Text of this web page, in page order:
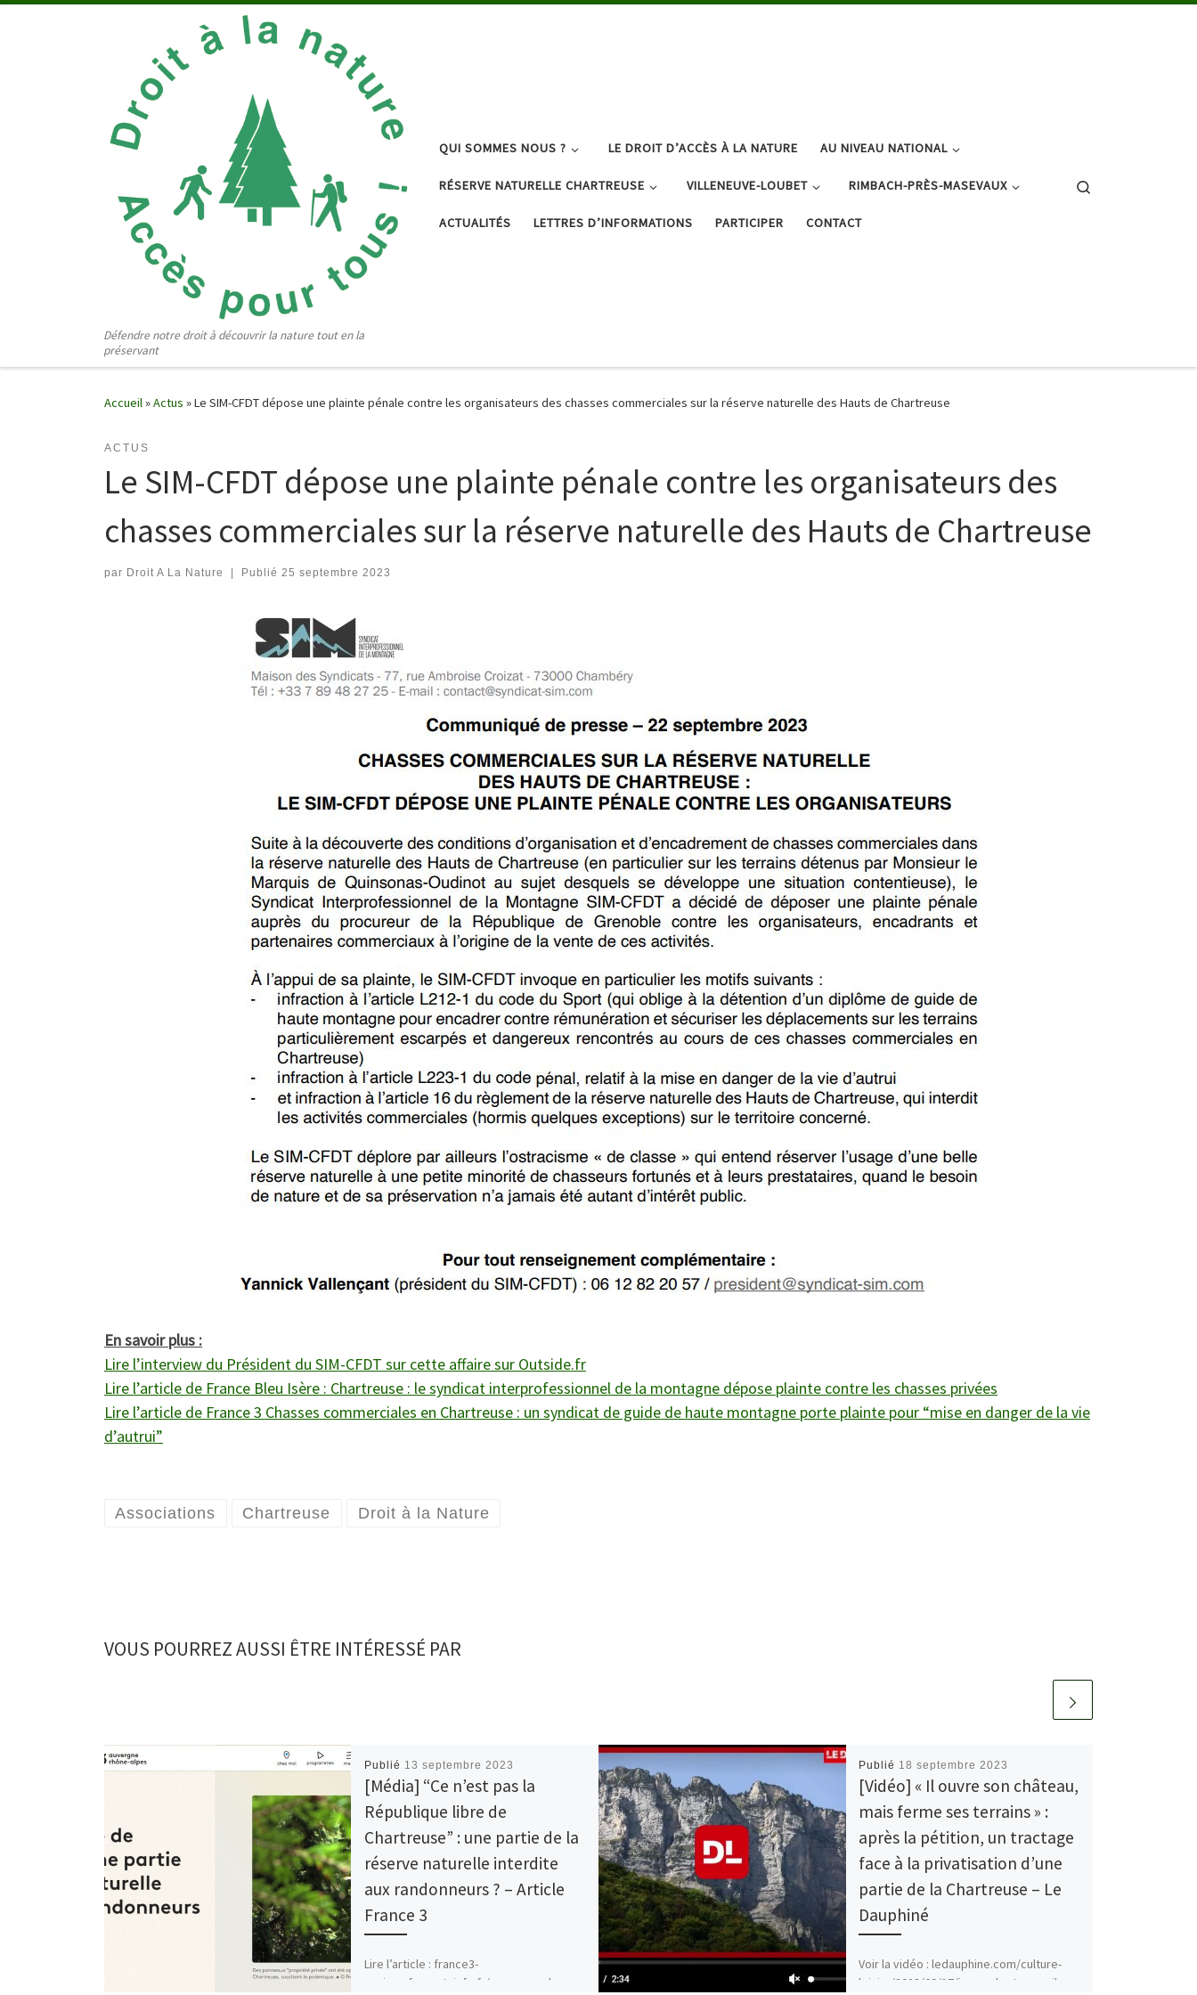
Défendre notre droit à découvrir la nature tout en la
préservant
QUI SOMMES NOUS ? LE DROIT D’ACCÈS À LA NATURE AU NIVEAU NATIONAL
RÉSERVE NATURELLE CHARTREUSE VILLENEUVE-LOUBET RIMBACH-PRÈS-MASEVAUX
ACTUALITÉS LETTRES D’INFORMATIONS PARTICIPER CONTACT
Accueil»Actus »Le SIM-CFDT dépose une plainte pénale contre les organisateurs des chasses commerciales sur la réserve naturelle des Hauts de Chartreuse
ACTUS
Le SIM-CFDT dépose une plainte pénale contre les organisateurs des
chasses commerciales sur la réserve naturelle des Hauts de Chartreuse
par Droit A La Nature Publié 25 septembre 2023
En savoir plus :
Lire l’interview du Président du SIM-CFDT sur cette affaire sur Outside.fr
Lire l’article de France Bleu Isère : Chartreuse : le syndicat interprofessionnel de la montagne dépose plainte contre les chasses privées
Lire l’article de France 3 Chasses commerciales en Chartreuse : un syndicat de guide de haute montagne porte plainte pour “mise en danger de la vie
d’autrui”
Associations Chartreuse Droit à la Nature
VOUS POURREZ AUSSI ÊTRE INTÉRESSÉ PAR
Publié 13 septembre 2023
[Média] “Ce n’est pas la
République libre de
Chartreuse” : une partie de la
réserve naturelle interdite
aux randonneurs ? – Article
France 3
Lire l’article : france3-
regions.francetvinfo.fr/auvergne-rhone-
Publié 18 septembre 2023
[Vidéo] « Il ouvre son château,
mais ferme ses terrains » :
après la pétition, un tractage
face à la privatisation d’une
partie de la Chartreuse – Le
Dauphiné
Voir la vidéo : ledauphine.com/culture-
loisirs/2023/09/17/isere-chartreuse-il-